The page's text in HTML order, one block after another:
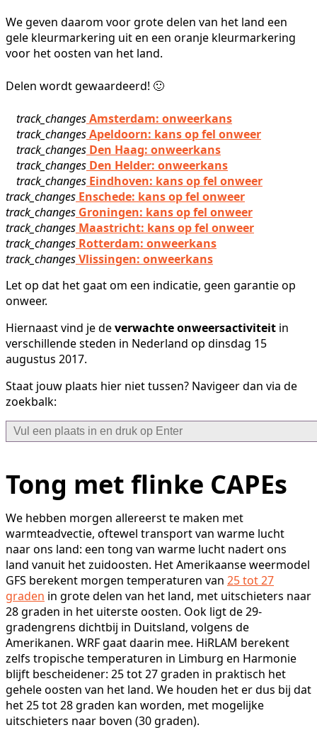
We geven daarom voor grote delen van het land een
gele kleurmarkering uit en een oranje kleurmarkering
voor het oosten van het land.
Delen wordt gewaardeerd! 🙂
track_changesAmsterdam: onweerkans
track_changesApeldoorn: kans op fel onweer
track_changes Den Haag: onweerkans
track_changes Den Helder: onweerkans
track_changes Eindhoven: kans op fel onweer
track_changes Enschede: kans op fel onweer
track_changes Groningen: kans op fel onweer
track_changes Maastricht: kans op fel onweer
track_changes Rotterdam: onweerkans
track_changesVlissingen: onweerkans
Let op dat het gaat om een indicatie, geen garantie op
onweer.
Hiernaast vind je deverwachte onweersactiviteit in
verschillende steden in Nederland op dinsdag 15
augustus 2017.
Staat jouw plaats hier niet tussen? Navigeer dan via de
zoekbalk:
Tong met flinke CAPEs
We hebben morgen allereerst te maken met
warmteadvectie, oftewel transport van warme lucht
naar ons land: een tong van warme lucht nadert ons
land vanuit het zuidoosten. Het Amerikaanse weermodel
GFS berekent morgen temperaturen van 25 tot 27
graden in grote delen van het land, met uitschieters naar
28 graden in het uiterste oosten. Ook ligt de 29-
gradengrens dichtbij in Duitsland, volgens de
Amerikanen. WRF gaat daarin mee. HiRLAM berekent
zelfs tropische temperaturen in Limburg en Harmonie
blijft bescheidener: 25 tot 27 graden in praktisch het
gehele oosten van het land. We houden het er dus bij dat
het 25 tot 28 graden kan worden, met mogelijke
uitschieters naar boven (30 graden).